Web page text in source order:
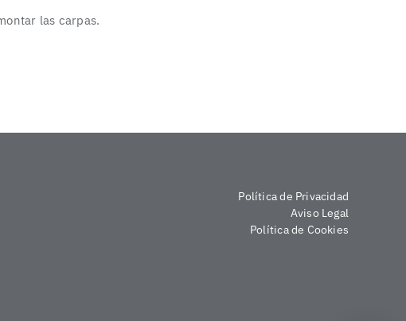
las carpas.
Política de Privacidad
Aviso Legal
Política de Cookies